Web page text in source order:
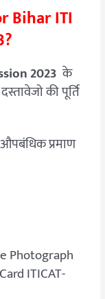
Bihar ITI
2023 के
की पूर्ति
प्रमाण
Photograph
ITICAT-